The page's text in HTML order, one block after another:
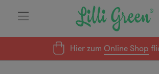
Hier zumOnline Shop